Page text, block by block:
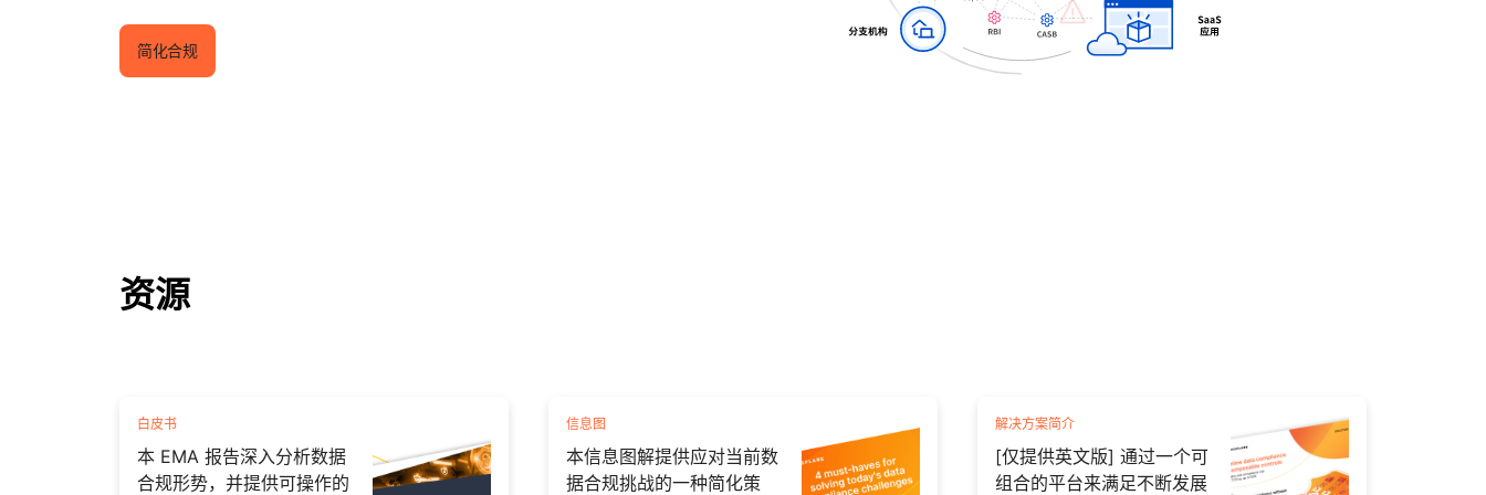
简化合规
资源
白皮书
本 EMA 报告深入分析数据
合规形势，并提供可操作的
信息图
本信息图解提供应对当前数
据合规挑战的一种简化策
解决方案简介
[仅提供英文版] 通过一个可
组合的平台来满足不断发展